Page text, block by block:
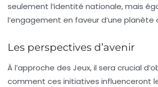
seulement l’identité nationale, mais
l’engagement en faveur d’une planète
Les perspectives d’avenir
À l’approche des Jeux, il sera crucial
comment ces initiatives influenceront